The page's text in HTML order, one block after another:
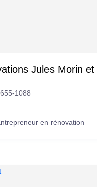
Jules Morin et
1088
en rénovation